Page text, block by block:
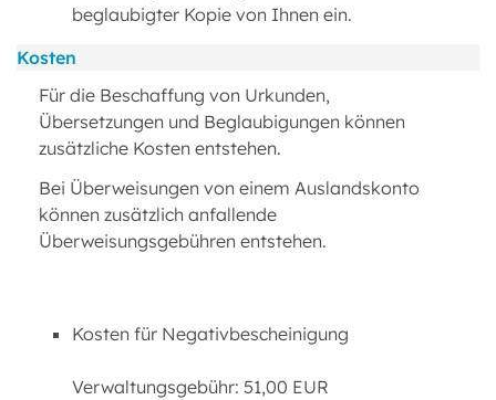
beglaubigter Kopie von Ihnen ein.
Kosten
Für die Beschaffung von Urkunden,
Übersetzungen und Beglaubigungen können
zusätzliche Kosten entstehen.
Bei Überweisungen von einem Auslandskonto
können zusätzlich anfallende
Überweisungsgebühren entstehen.
Kosten für Negativbescheinigung
Verwaltungsgebühr: 51,00 EUR